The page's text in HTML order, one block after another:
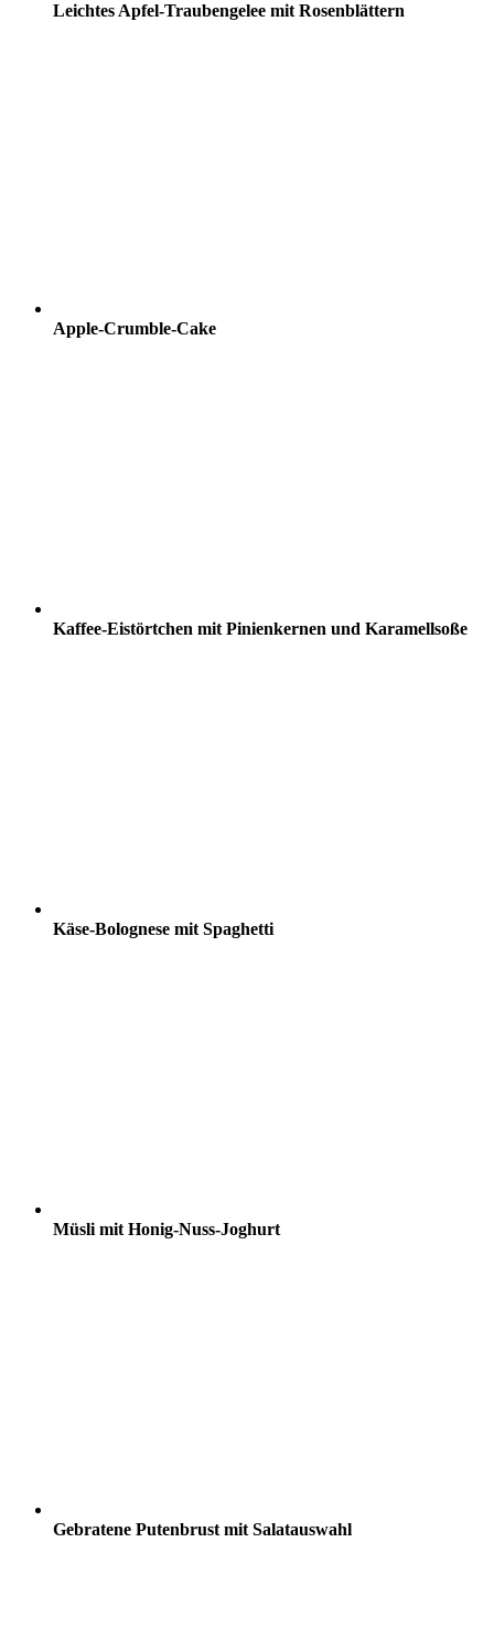
Leichtes Apfel-Traubengelee mit Rosenblättern
Apple-Crumble-Cake
Kaffee-Eistörtchen mit Pinienkernen und Karamellsoße
Käse-Bolognese mit Spaghetti
Müsli mit Honig-Nuss-Joghurt
Gebratene Putenbrust mit Salatauswahl